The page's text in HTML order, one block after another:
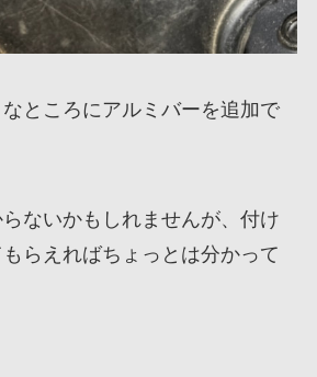
ところにアルミバーを追加で
ないかもしれませんが、付け
らえればちょっとは分かって